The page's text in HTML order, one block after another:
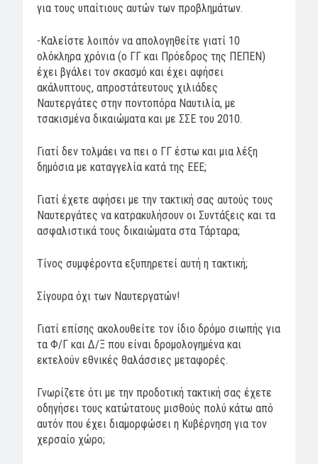
για τους υπαίτιους αυτών των προβλημάτων.
-Καλείστε λοιπόν να απολογηθείτε γιατί 10
ολόκληρα χρόνια (ο ΓΓ και Πρόεδρος της ΠΕΠΕΝ)
έχει βγάλει τον σκασμό και έχει αφήσει
ακάλυπτους, απροστάτευτους χιλιάδες
Ναυτεργάτες στην ποντοπόρα Ναυτιλία, με
τσακισμένα δικαιώματα και με ΣΣΕ του 2010.
Γιατί δεν τολμάει να πει ο ΓΓ έστω και μια λέξη
δημόσια με καταγγελία κατά της ΕΕΕ;
Γιατί έχετε αφήσει με την τακτική σας αυτούς τους
Ναυτεργάτες να κατρακυλήσουν οι Συντάξεις και τα
ασφαλιστικά τους δικαιώματα στα Τάρταρα;
Τίνος συμφέροντα εξυπηρετεί αυτή η τακτική;
Σίγουρα όχι των Ναυτεργατών!
Γιατί επίσης ακολουθείτε τον ίδιο δρόμο σιωπής για
τα Φ/Γ και Δ/Ξ που είναι δρομολογημένα και
εκτελούν εθνικές θαλάσσιες μεταφορές.
Γνωρίζετε ότι με την προδοτική τακτική σας έχετε
οδηγήσει τους κατώτατους μισθούς πολύ κάτω από
αυτόν που έχει διαμορφώσει η Κυβέρνηση για τον
χερσαίο χώρο;